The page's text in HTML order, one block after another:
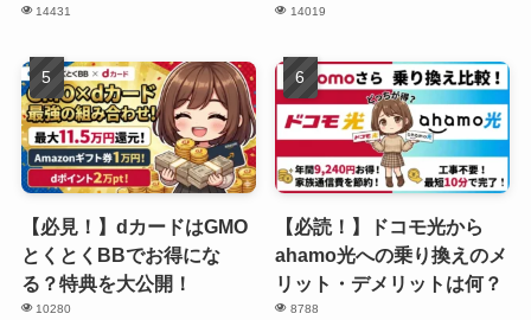
14431 14019
【必見！】dカードはGMO
とくとくBBでお得にな
る？特典を大公開！
10280
【必読！】ドコモ光から
ahamo光への乗り換えのメ
リット・デメリットは何？
8788